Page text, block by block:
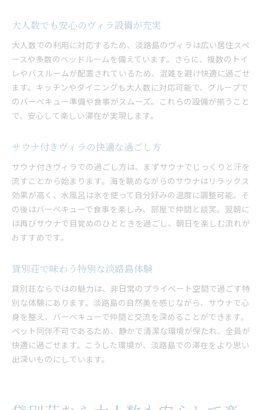
大人数でも安心のヴィラ設備が充実
大人数での利用に対応するため、淡路島のヴィラは広い居住スペ
ースや多数のベッドルームを備えています。さらに、複数のトイ
レやバスルームが配置されているため、混雑を避け快適に過ごせ
ます。キッチンやダイニングも大人数に対応可能で、グループで
のバーベキュー準備や食事がスムーズ。これらの設備が揃うこと
で、安心して楽しい滞在が実現します。
サウナ付きヴィラの快適な過ごし方
サウナ付きヴィラでの過ごし方は、まずサウナでじっくりと汗を
流すことから始まります。海を眺めながらのサウナはリラックス
効果が高く、水風呂は氷を使って自分好みの温度に調整可能。そ
の後はバーベキューで食事を楽しみ、部屋で仲間と談笑。翌朝に
は再びサウナで目覚めのひとときを過ごし、朝日を楽しむ流れが
おすすめです。
貸別荘で味わう特別な淡路島体験
貸別荘ならではの魅力は、非日常のプライベート空間で過ごす特
別な体験にあります。淡路島の自然美を感じながら、サウナで心
身を整え、バーベキューで仲間と交流を深めることができます。
ペット同伴不可であるため、静かで清潔な環境が保たれ、全員が
快適に過ごせます。こうした環境が、淡路島での滞在をより思い
出深いものにしています。